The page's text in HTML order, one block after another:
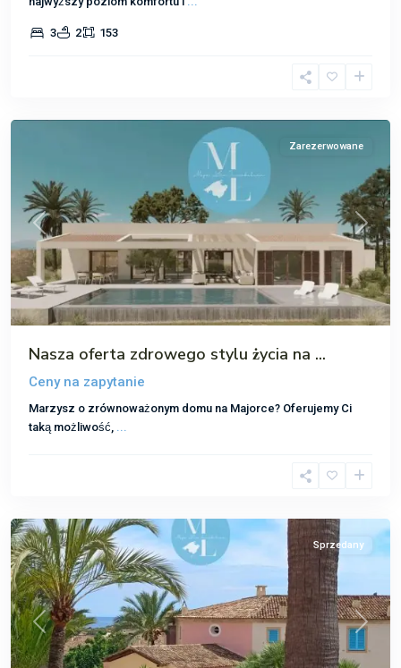
3 2 153
Poprzedni
Zarezerwowane
Nasza oferta zdrowego stylu życia na ...
Ceny na zapytanie
Marzysz o zrównoważonym domu na Majorce? Oferujemy Ci
taką możliwość, ...
Poprzedni
Sprzedany